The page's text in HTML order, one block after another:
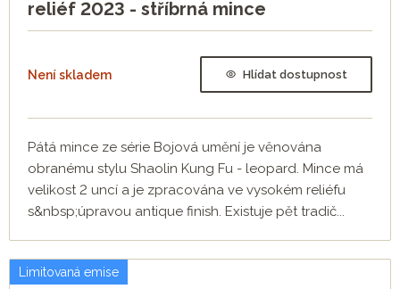
reliéf 2023 - stříbrná mince
Není skladem Hlídat dostupnost
Pátá mince ze série Bojová umění je věnována
obranému stylu Shaolin Kung Fu - leopard. Mince má
velikost 2 uncí a je zpracována ve vysokém reliéfu
s&nbsp;úpravou antique finish. Existuje pět tradič...
Limitovaná emise